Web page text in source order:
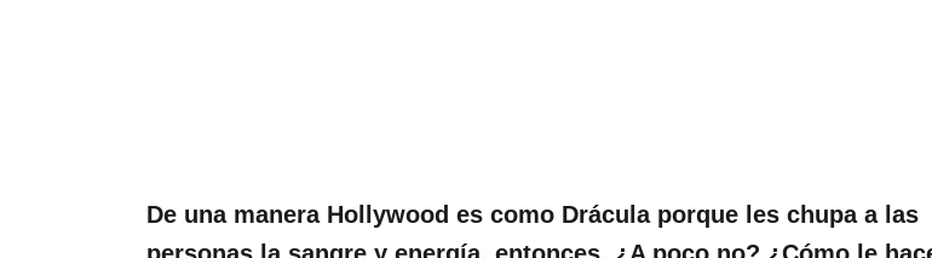
De una manera Hollywood es como Drácula porque les chupa a las